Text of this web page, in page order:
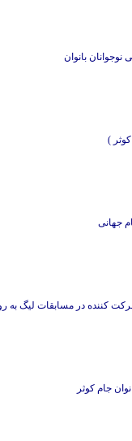
نوجوانان بانوان
)
جهانی
شرکت کننده در مسابقات لیگ